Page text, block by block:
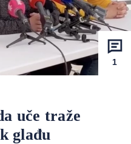
1
uče traže
glađu